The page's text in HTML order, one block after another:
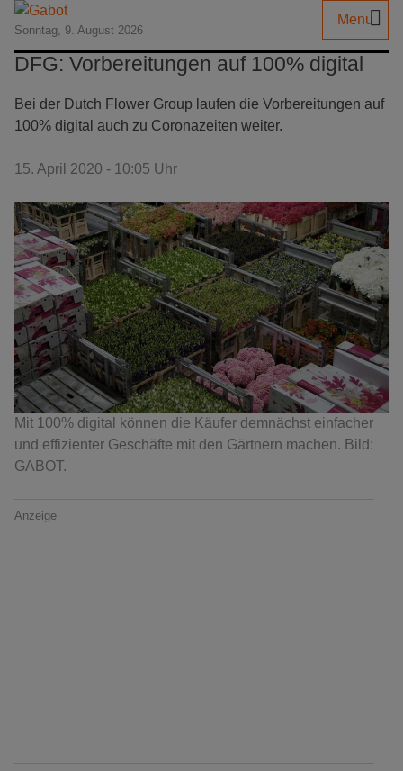
Sonntag, 9. August 2026
Menu
DFG: Vorbereitungen auf 100% digital
Bei der Dutch Flower Group laufen die Vorbereitungen auf
100% digital auch zu Coronazeiten weiter.
15. April 2020 - 10:05 Uhr
Mit 100% digital können die Käufer demnächst einfacher
und effizienter Geschäfte mit den Gärtnern machen. Bild:
GABOT.
Anzeige